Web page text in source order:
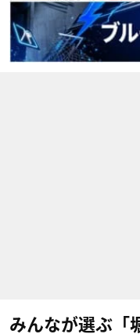
みんなが選ぶ「